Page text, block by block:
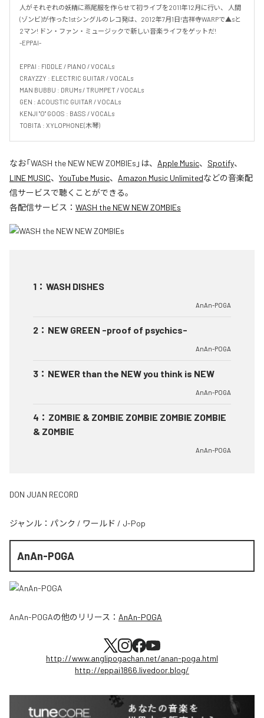
人がそれぞれの妖精に燕尾服を作らせて初ライブを2011年12月に行い、 人間
(ゾンビ)が作った1stシングルのレコ発は、2012年7月1日!吉祥寺WARPで▲sと
2マン! ドン・ファン・ミュージックで新しい音楽ライフをゲットだ!
-EPPAI-
EPPAI : FIDDLE / PIANO / VOCALs
CRAYZZY : ELECTRIC GUITAR / VOCALs
MAN BUBBU : DRUMs / TRUMPET / VOCALs
GEN : ACOUSTIC GUITAR / VOCALs
KENJI "O" GOOS : BASS / VOCALs
TOBITA : XYLOPHONE(木琴)
なお「WASH the NEW NEW ZOMBIEs 」は、 Apple Music、 Spotify、
LINE MUSIC、 YouTube Music、 Amazon Music Unlimitedなどの音楽配
信サービスで聴くことができる。
各配信サービス： WASH the NEW NEW ZOMBIEs
1 ： WASH DISHES
AnAn-POGA
2 ： NEW GREEN -proof of psychics-
AnAn-POGA
3 ： NEWER than the NEW you think is NEW
AnAn-POGA
4 ： ZOMBIE & ZOMBIE ZOMBIE ZOMBIE ZOMBIE
& ZOMBIE
AnAn-POGA
DON JUAN RECORD
ジャンル： パンク / ワールド / J-Pop
AnAn-POGA
AnAn-POGAの他のリリース： AnAn-POGA
http://www.anglipogachan.net/anan-poga.html
http://eppai1866.livedoor.blog/